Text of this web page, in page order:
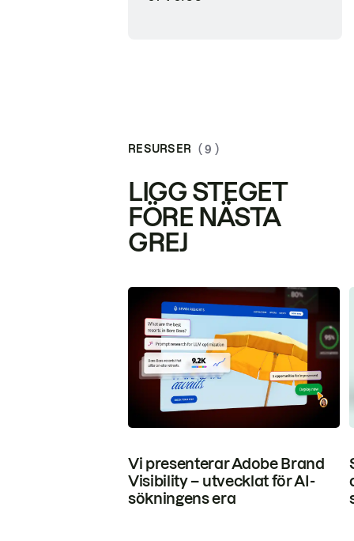
RESURSER ( 9 )
LIGG STEGET
FÖRE NÄSTA
GREJ
Vi presenterar Adobe Brand
Visibility – utvecklat för AI-
sökningens era